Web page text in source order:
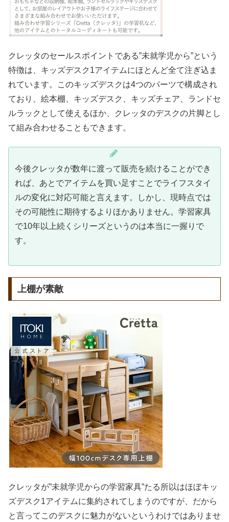
クレッタのセールスポイントである”未就学児から”という
特徴は、キッズデスク1アイテムにほとんど全て注ぎ込ま
れています。このキッズデスクは4つのパーツで構成され
ており、絵本棚、キッズデスク、キッズチェア、ランドセ
ルラックとして使えるほか、クレッタのデスクの片脚とし
て組み合わせることもできます。
今後クレッタが数年に渡って販売を続けることができ
れば、あとでアイテムを買い足すことでライフスタイ
ルの変化に対応可能と言えます。しかし、現時点では
その可能性に期待するよりほかありません。学習家具
で10年以上続くシリーズというのは本当に一握りで
す。
上棚が素敵
クレッタが”未就学児からの学習家具”たる所以はほぼキッ
ズデスク1アイテムに集約されてしまうのですが、だから
と言ってこのデスクに魅力がないというわけではありませ